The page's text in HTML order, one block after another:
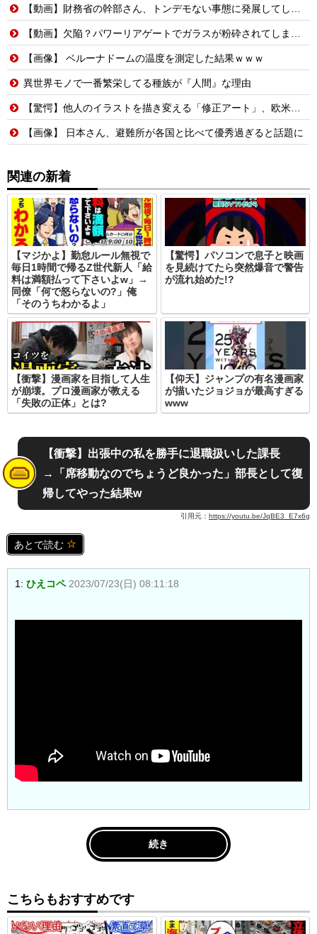
【動画】財務省の幹部さん、トンデモない事態に発展してしまう…
【動画】欠陥？パワーリアゲートでガラスが粉砕されてしまうトヨタ・セコイア。
【画像】 ベルーナドームの温度を測定した結果ｗｗｗ
異世界モノで一番繁栄してる種族が『人間』な理由
【驚愕】他人のイラストを描き変える「修正アート」、欧米で大炎上する理由…
【画像】 日本さん、避難所が各国と比べて優秀過ぎると話題に
関連の新着
【マジかよ】勤怠ルール無視で
毎日1時間で帰るZ世代新人「給
料は満額払って下さいよw」→
同僚「何で怒らないの?」俺
「そのうちわかるよ」
【驚愕】パソコンで息子と映画
を見続けてたら突然爆音で警告
が流れ始めた!?
【衝撃】漫画家を目指して人生
が崩壊。プロ漫画家が教える
「失敗の正体」とは?
【仰天】ジャンプの有名漫画家
が描いたジョジョが最高すぎる
www
【衝撃】出張中の私を勝手に退職扱いした課長
→「席移動なのでちょうど良かった」部長として復
帰してやった結果w
引用元： https://youtu.be/JqBE3_E7x6g
あとで読む
1: ひえコペ 2023/07/23(日) 08:11:18
続き
こちらもおすすめです